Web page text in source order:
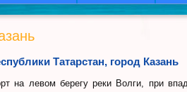
Татарстан, город Казань
на левом берегу реки Волги, при